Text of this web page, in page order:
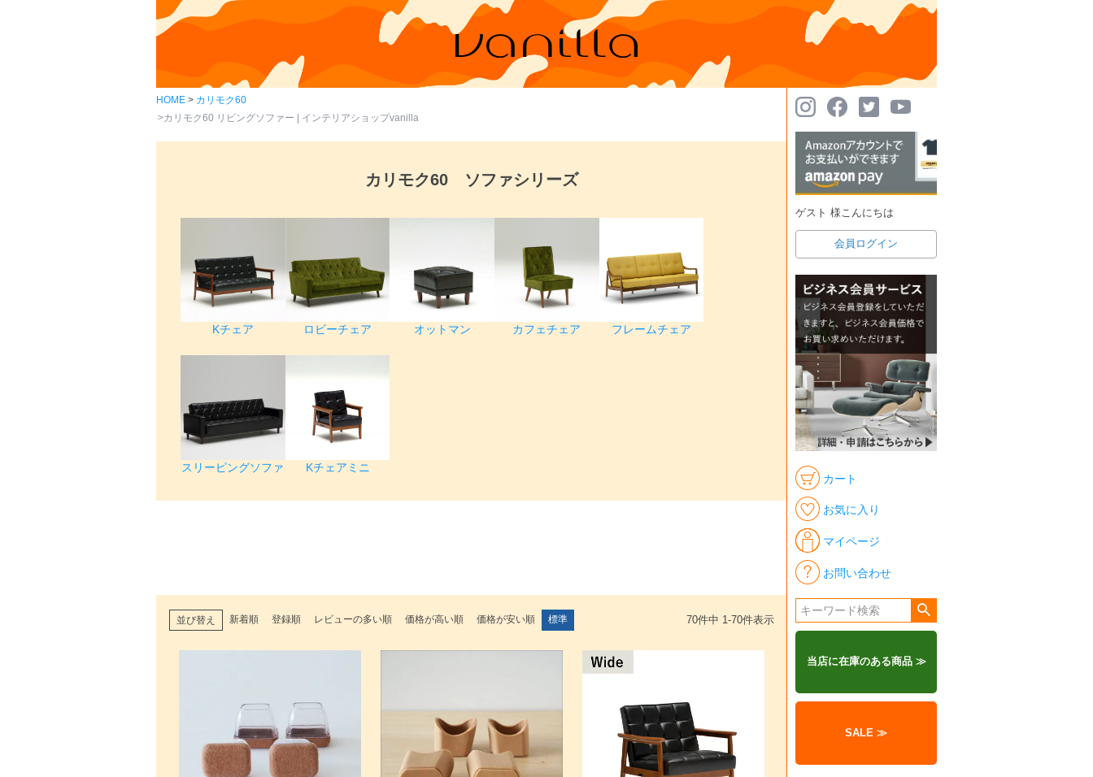
HOME
カリモク60
カリモク60 リビングソファー | インテリアショップvanilla
カリモク60 ソファシリーズ
Kチェア ロビーチェア オットマン カフェチェア フレームチェア
スリーピングソファ Kチェアミニ
並び替え 新着順 登録順 レビューの多い順 価格が高い順 価格が安い順 標準 70件中 1 -70件表示
ゲスト 様こんにちは
会員ログイン
カート
お気に入り
マイページ
お問い合わせ
検索
当店に在庫のある商品 ≫
SALE ≫